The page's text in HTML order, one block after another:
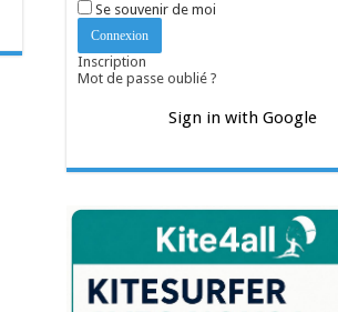
Se souvenir de moi
Inscription
Mot de passe oublié ?
Sign in with Google